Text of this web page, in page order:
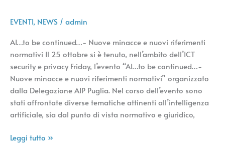
EVENTI, NEWS / admin
AI…to be continued…- Nuove minacce e nuovi riferimenti
normativi Il 25 ottobre si è tenuto, nell’ambito dell’ICT
security e privacy Friday, l’evento “AI…to be continued…-
Nuove minacce e nuovi riferimenti normativi” organizzato
dalla Delegazione AIP Puglia. Nel corso dell’evento sono
stati affrontate diverse tematiche attinenti all’intelligenza
artificiale, sia dal punto di vista normativo e giuridico,
Leggi tutto »